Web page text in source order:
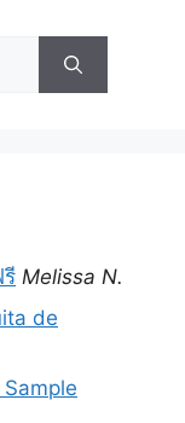
Melissa N.
de